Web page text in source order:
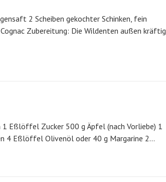
2 Scheiben gekochter Schinken, fein
Zubereitung: Die Wildenten außen kräftig
Eßlöffel Zucker 500 g Äpfel (nach Vorliebe) 1
4 Eßlöffel Olivenöl oder 40 g Margarine 2…